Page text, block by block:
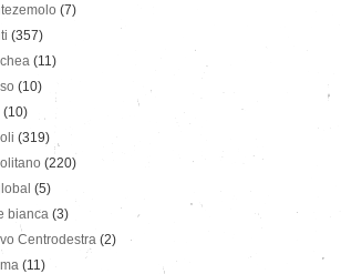
(7)
(357)
(11)
(10)
(10)
(319)
(220)
(5)
bianca (3)
Centrodestra (2)
(11)